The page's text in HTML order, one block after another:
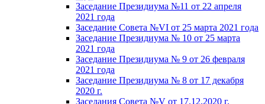
Заседание Президиума №11 от 22 апреля
2021 года
Заседание Совета №VI от 25 марта 2021 года
Заседание Президиума № 10 от 25 марта
2021 года
Заседание Президиума № 9 от 26 февраля
2021 года
Заседание Президиума № 8 от 17 декабря
2020 г.
Заседания Совета №V от 17.12.2020 г.